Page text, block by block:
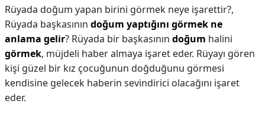
Rüyada doğum yapan birini görmek neye işarettir?,
Rüyada başkasının doğum yaptığını görmek ne
anlama gelir? Rüyada bir başkasının doğum halini
görmek, müjdeli haber almaya işaret eder. Rüyayı gören
kişi güzel bir kız çocuğunun doğduğunu görmesi
kendisine gelecek haberin sevindirici olacağını işaret
eder.